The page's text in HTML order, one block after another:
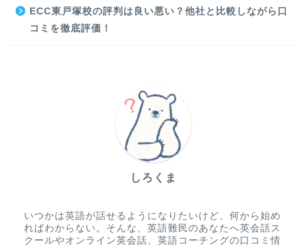
ECC東戸塚校の評判は良い悪い？他社と比較しながら口
コミを徹底評価！
しろくま
いつかは英語が話せるようになりたいけど、何から始め
ればわからない。そんな、英語難民のあなたへ英会話ス
クールやオンライン英会話、英語コーチングの口コミ情